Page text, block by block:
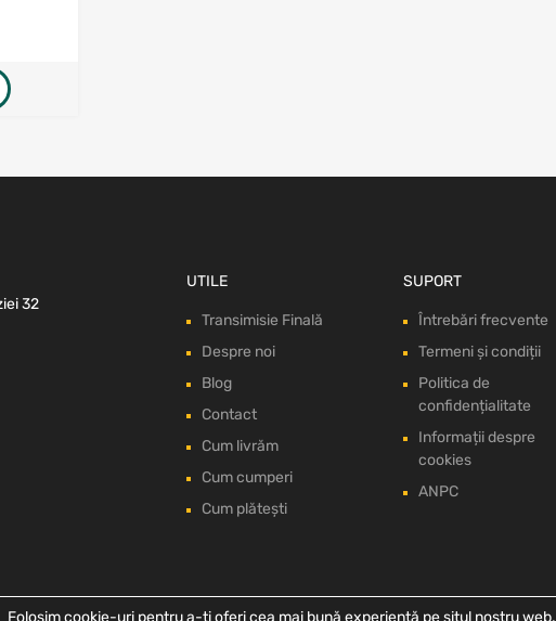
32
UTILE
Transimisie Finală
Despre noi
Blog
Contact
Cum livrăm
Cum cumperi
Cum plătești
SUPORT
Întrebări frecvente
Termeni și condiții
Politica de
confidențialitate
Informații despre
cookies
ANPC
Folosim cookie-uri pentru a-ți oferi cea mai bună experiență pe situl nostru web.